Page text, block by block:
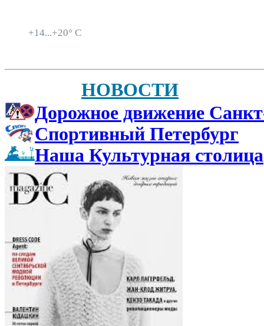
+14...+20° C
НОВОСТИ
Дорожное движение
Спортивный Петербург
Наша Культурная столица